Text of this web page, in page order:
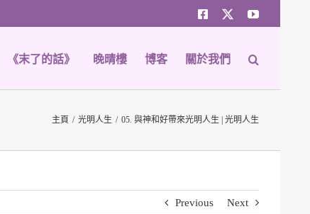
Facebook
TwitterYouTube
《末了的話》 晚晴樓 博客 關於我們
主頁 光明人生 05. 與神和好帶來光明人生 | 光明人生
Previous Next